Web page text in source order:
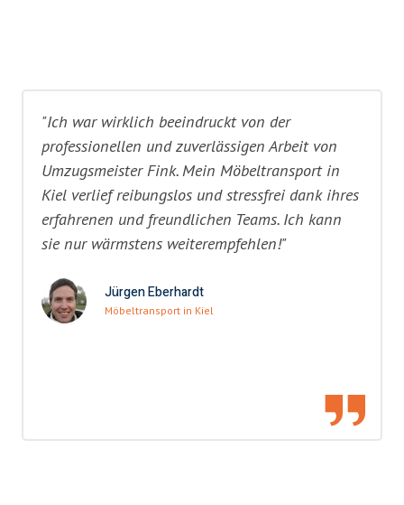
"Ich war wirklich beeindruckt von der
professionellen und zuverlässigen Arbeit von
Umzugsmeister Fink. Mein Möbeltransport in
Kiel verlief reibungslos und stressfrei dank ihres
erfahrenen und freundlichen Teams. Ich kann
sie nur wärmstens weiterempfehlen!"
Jürgen Eberhardt
Möbeltransport in Kiel